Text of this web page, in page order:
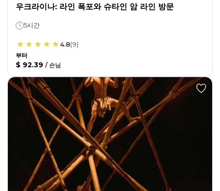
우크라이나: 라인 폭포와 슈타인 암 라인 방문
5시간
4.8(9)
부터
$ 92.39 / 손님